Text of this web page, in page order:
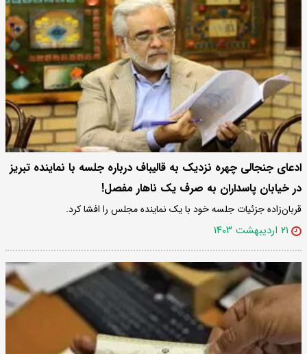
ادعای جنجالی چهره نزدیک به قالیباف درباره جلسه با نماینده تبریز
در خیابان پاسداران به صرف یک ناهار مفصل!
قربان‌زاده جزئیات جلسه خود با یک نماینده مجلس را افشا کرد.
۲۱ اردیبهشت ۱۴۰۳